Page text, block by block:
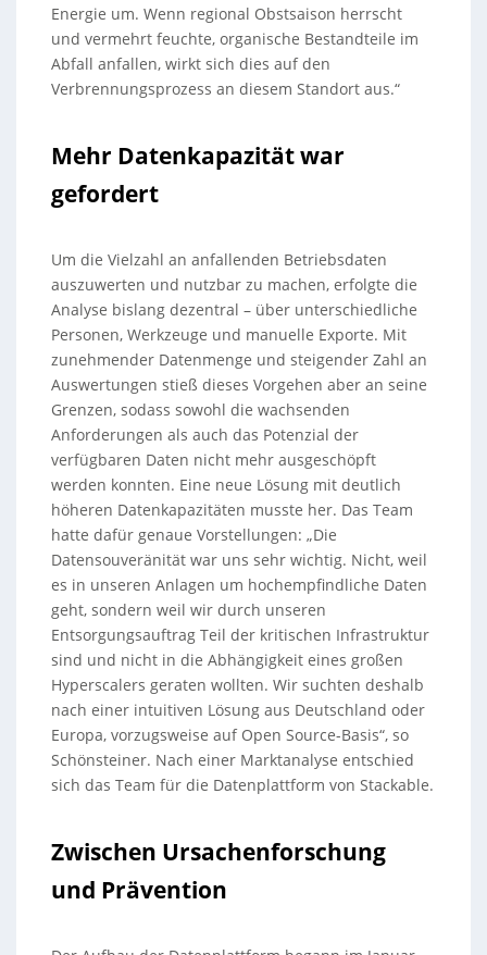
Energie um. Wenn regional Obstsaison herrscht
und vermehrt feuchte, organische Bestandteile im
Abfall anfallen, wirkt sich dies auf den
Verbrennungsprozess an diesem Standort aus.“
Mehr Datenkapazität war
gefordert
Um die Vielzahl an anfallenden Betriebsdaten
auszuwerten und nutzbar zu machen, erfolgte die
Analyse bislang dezentral – über unterschiedliche
Personen, Werkzeuge und manuelle Exporte. Mit
zunehmender Datenmenge und steigender Zahl an
Auswertungen stieß dieses Vorgehen aber an seine
Grenzen, sodass sowohl die wachsenden
Anforderungen als auch das Potenzial der
verfügbaren Daten nicht mehr ausgeschöpft
werden konnten. Eine neue Lösung mit deutlich
höheren Datenkapazitäten musste her. Das Team
hatte dafür genaue Vorstellungen: „Die
Datensouveränität war uns sehr wichtig. Nicht, weil
es in unseren Anlagen um hochempfindliche Daten
geht, sondern weil wir durch unseren
Entsorgungsauftrag Teil der kritischen Infrastruktur
sind und nicht in die Abhängigkeit eines großen
Hyperscalers geraten wollten. Wir suchten deshalb
nach einer intuitiven Lösung aus Deutschland oder
Europa, vorzugsweise auf Open Source-Basis“, so
Schönsteiner. Nach einer Marktanalyse entschied
sich das Team für die Datenplattform von Stackable.
Zwischen Ursachenforschung
und Prävention